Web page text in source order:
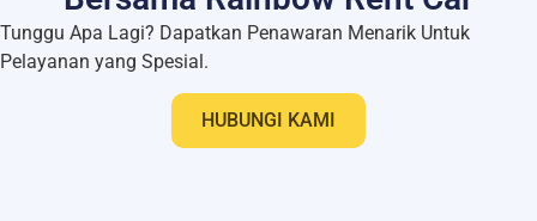
Tunggu Apa Lagi? Dapatkan Penawaran Menarik Untuk
Pelayanan yang Spesial.
HUBUNGI KAMI